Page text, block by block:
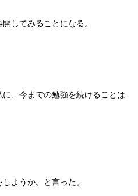
してみることになる。
、今までの勉強を続けることは
ようか。と言った。